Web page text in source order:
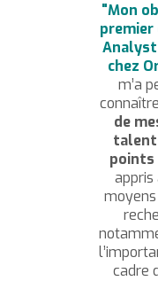
"Mon
premier
Analyst
chez
m’a
de
points
cadre